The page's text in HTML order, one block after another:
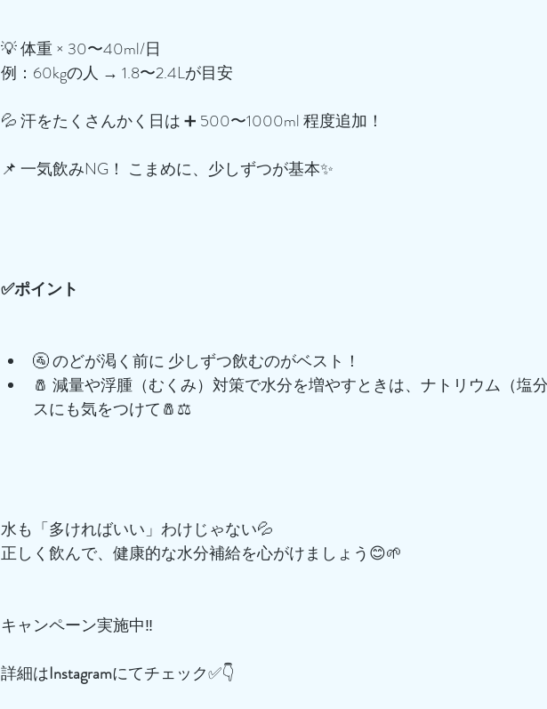
💡 体重 × 30〜40ml/日
例：60kgの人 → 1.8〜2.4Lが目安
💦 汗をたくさんかく日は ➕ 500〜1000ml 程度追加！
📌 一気飲みNG！ こまめに、少しずつが基本✨
✅ポイント
🚰 のどが渇く前に 少しずつ飲むのがベスト！
🧂 減量や浮腫（むくみ）対策で水分を増やすときは、ナトリウム（塩
スにも気をつけて🧂⚖️
水も「多ければいい」わけじゃない💦
正しく飲んで、健康的な水分補給を心がけましょう😊🌱
キャンペーン実施中‼️
詳細はInstagramにてチェック✅👇